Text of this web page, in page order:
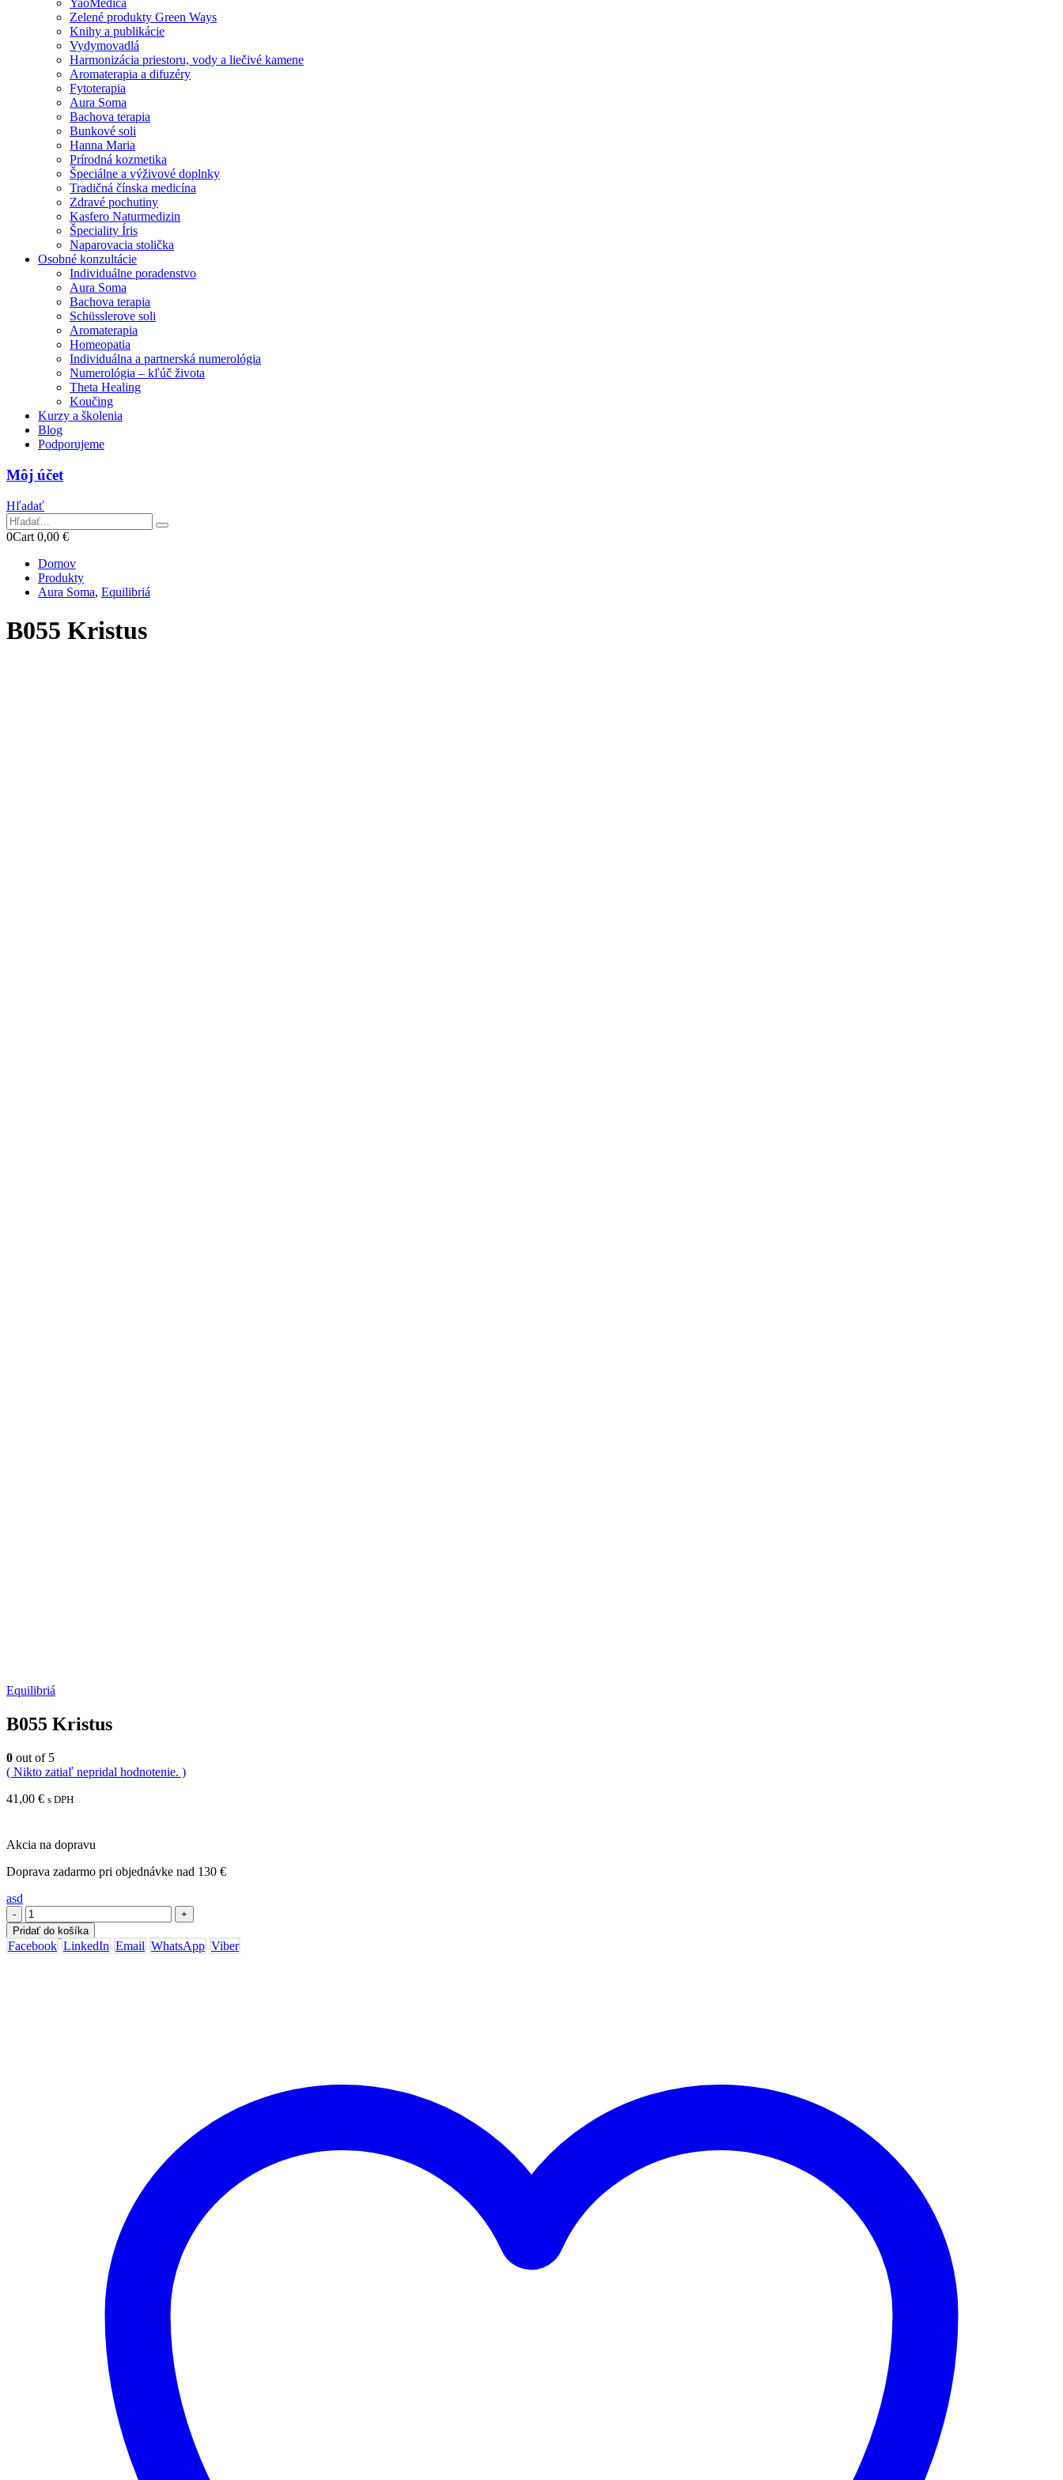
YaoMedica
Zelené produkty Green Ways
Knihy a publikácie
Vydymovadlá
Harmonizácia priestoru, vody a liečivé kamene
Aromaterapia a difuzéry
Fytoterapia
Aura Soma
Bachova terapia
Bunkové soli
Hanna Maria
Prírodná kozmetika
Špeciálne a výživové doplnky
Tradičná čínska medicína
Zdravé pochutiny
Kasfero Naturmedizin
Špeciality Íris
Naparovacia stolička
Osobné konzultácie
Individuálne poradenstvo
Aura Soma
Bachova terapia
Schüsslerove soli
Aromaterapia
Homeopatia
Individuálna a partnerská numerológia
Numerológia – kľúč života
Theta Healing
Koučing
Kurzy a školenia
Blog
Podporujeme
Môj účet
Hľadať
0Cart 0,00 €
Domov
Produkty
Aura Soma, Equilibriá
B055 Kristus
Equilibriá
B055 Kristus
0 out of 5
( Nikto zatiaľ nepridal hodnotenie. )
41,00 € s DPH
Akcia na dopravu
Doprava zadarmo pri objednávke nad 130 €
asd
-
+
Pridať do košíka
Facebook LinkedIn Email WhatsApp Viber